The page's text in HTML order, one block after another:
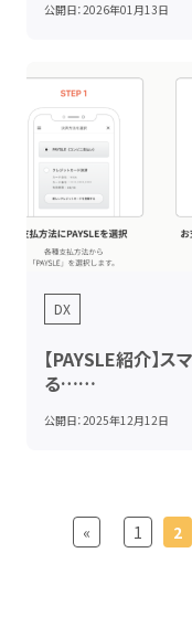
公開日：2026年01月13日
DX
【PAYSLE紹介】
る……
公開日：2025年12月12日
« 1 2